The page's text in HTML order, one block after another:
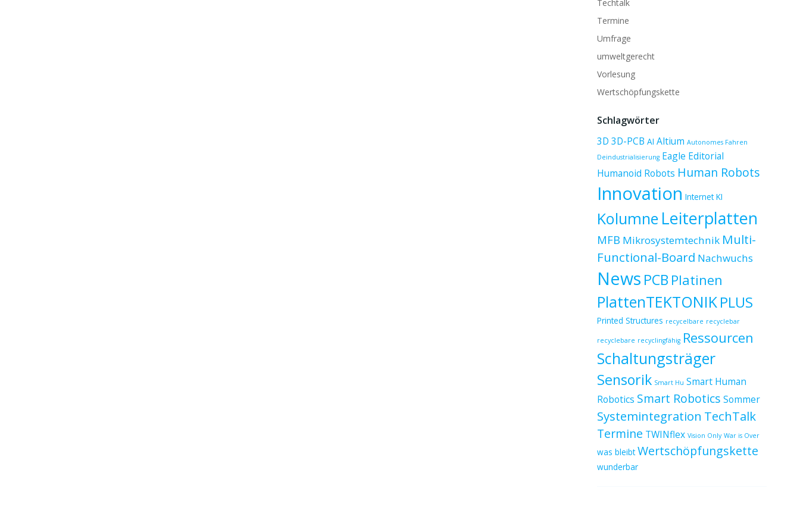
Techtalk
Termine
Umfrage
umweltgerecht
Vorlesung
Wertschöpfungskette
Schlagwörter
3D 3D-PCB AI Altium Autonomes Fahren
Deindustrialisierung Eagle Editorial
Humanoid Robots Human Robots
Innovation Internet KI
Kolumne Leiterplatten
MFB Mikrosystemtechnik Multi-
Functional-Board Nachwuchs
News PCB Platinen
PlattenTEKTONIK PLUS
Printed Structures recycelbare recyclebar
recyclebare recyclingfähig Ressourcen
Schaltungsträger
Sensorik Smart Hu Smart Human
Robotics Smart Robotics Sommer
Systemintegration TechTalk
Termine TWINflex Vision Only War is Over
was bleibt Wertschöpfungskette
wunderbar